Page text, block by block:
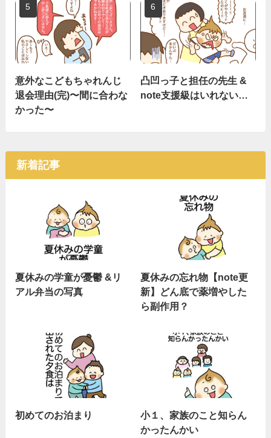
意外なこどもちゃれんじ
退会理由(完)〜間に合わな
かった〜
凸凹っ子と担任の先生 &
note支援級はいれない…
新着記事
夏休みの学童が憂鬱 &リ
アル弁当の写真
夏休みの忘れ物【note更
新】どん底で薬増やした
ら副作用？
初めてのお泊まり
小１、家族のこと知らん
かったんかい